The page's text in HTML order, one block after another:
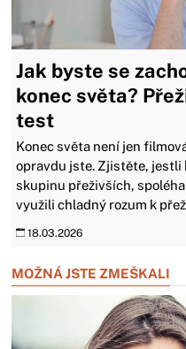
Jak byste se
konec světa?
test
Konec světa není jen
opravdu jste. Zjistěte, jestli
skupinu přeživších,
využili chladný rozum k
18.03.2026
MOŽNÁ JSTE ZMEŠKALI